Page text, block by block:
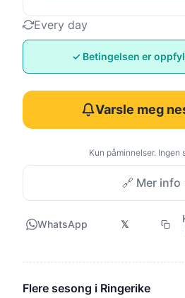
Every day
✓ Betingelsen er
Varsle meg
Kun påminnelser. Ingen
🔗 Mer
WhatsApp 𝕏
Flere sesong i Ringerike